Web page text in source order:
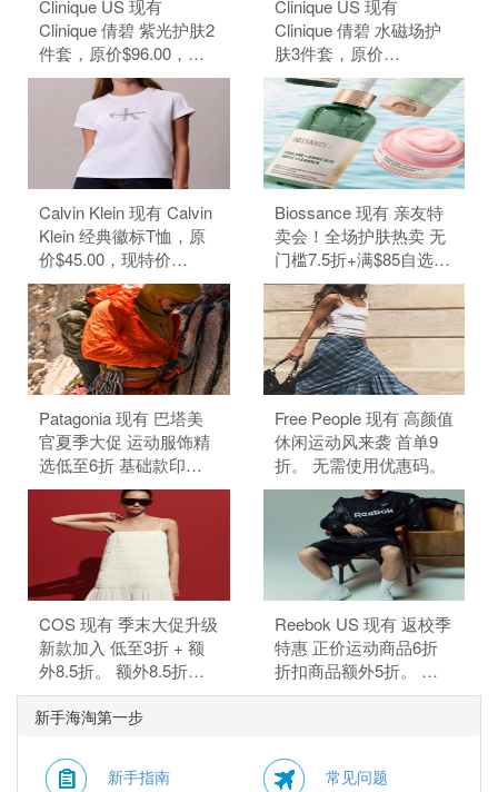
Clinique US 现有
Clinique 倩碧 紫光护肤2
件套，原价$96.00，现
特价$80.00（约541.24
元）。 无需使用优惠
Clinique US 现有
Clinique 倩碧 水磁场护
肤3件套，原价
$109.00，现特价
$91.00（约615.66
元）。 无需使用优惠
码。
Calvin Klein 现有 Calvin
Klein 经典徽标T恤，原
价$45.00，现特价
$22.50（约152.19
元）。 无需使用优惠
码。
Biossance 现有 亲友特
卖会！全场护肤热卖 无
门槛7.5折+满$85自选3
件好礼。 无需使用优惠
码。
Patagonia 现有 巴塔美
官夏季大促 运动服饰精
选低至6折 基础款印花T
恤$21.99。 无需使用优
惠码。
Free People 现有 高颜值
休闲运动风来袭 首单9
折。 无需使用优惠码。
COS 现有 季末大促升级
新款加入 低至3折 + 额
外8.5折。 额外8.5折，
需要使用优惠码：
MAY15。 优惠随时可能
Reebok US 现有 返校季
特惠 正价运动商品6折
折扣商品额外5折。 正
价商品6折，折扣商品额
新手海淘第一步
新手指南 常见问题